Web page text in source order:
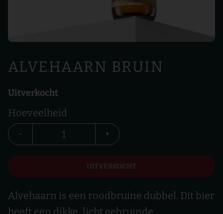
ALVEHAARN BRUIN
Uitverkocht
Hoeveelheid
- +
UITVERKOCHT
Alvehaarn is een roodbruine dubbel. Dit bier
heeft een dikke, licht gebruinde